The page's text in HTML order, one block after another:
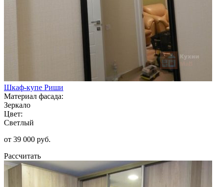
Шкаф-купе Риши
Материал фасада:
Зеркало
Цвет:
Светлый
от 39 000 руб.
Рассчитать